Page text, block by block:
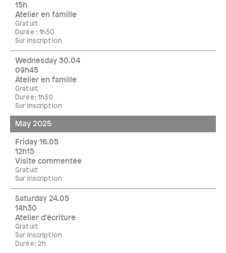
15h
Atelier en famille
Gratuit
Durée : 1h30
Sur inscription
Wednesday 30.04
09h45
Atelier en famille
Gratuit
Durée: 1h30
Sur inscription
May 2025
Friday 16.05
12h15
Visite commentée
Gratuit
Sur inscription
Saturday 24.05
14h30
Atelier d’écriture
Gratuit
Sur inscription
Durée: 2h